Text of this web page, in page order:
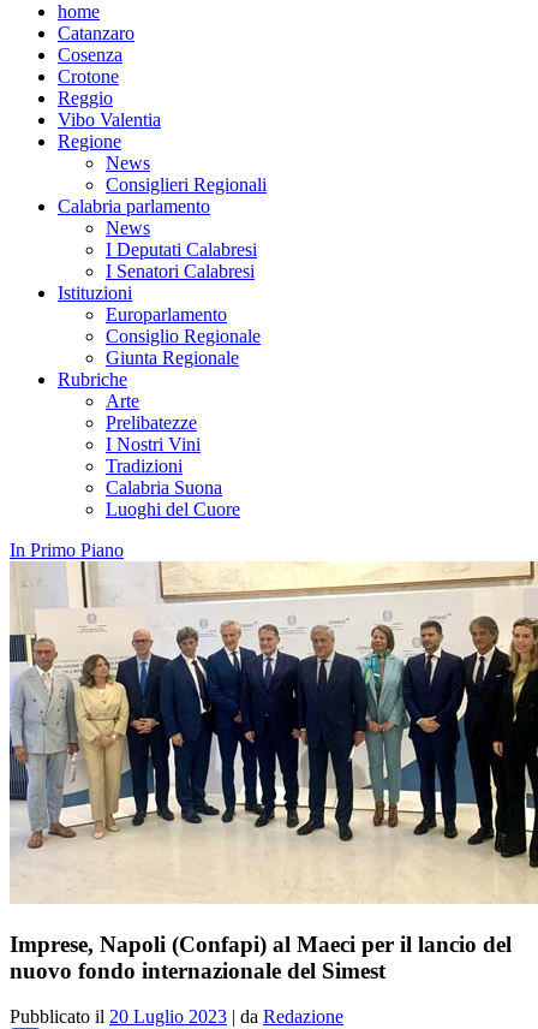
home
Catanzaro
Cosenza
Crotone
Reggio
Vibo Valentia
Regione
News
Consiglieri Regionali
Calabria parlamento
News
I Deputati Calabresi
I Senatori Calabresi
Istituzioni
Europarlamento
Consiglio Regionale
Giunta Regionale
Rubriche
Arte
Prelibatezze
I Nostri Vini
Tradizioni
Calabria Suona
Luoghi del Cuore
In Primo Piano
Imprese, Napoli (Confapi) al Maeci per il lancio del
nuovo fondo internazionale del Simest
Pubblicato il 20 Luglio 2023 | da Redazione